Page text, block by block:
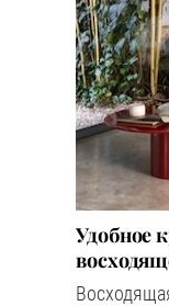
Удобное